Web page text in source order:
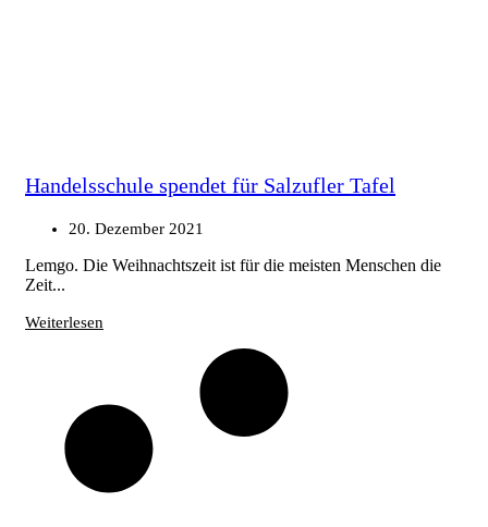
Handelsschule spendet für Salzufler Tafel
20. Dezember 2021
Lemgo. Die Weihnachtszeit ist für die meisten Menschen die
Zeit...
Weiterlesen